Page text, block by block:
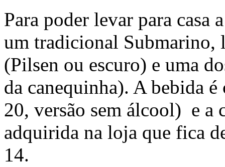
Para poder levar para casa
um tradicional Submarino,
(Pilsen ou escuro) e uma
da canequinha). A bebida
20, versão sem álcool) e a
adquirida na loja que fica
14.